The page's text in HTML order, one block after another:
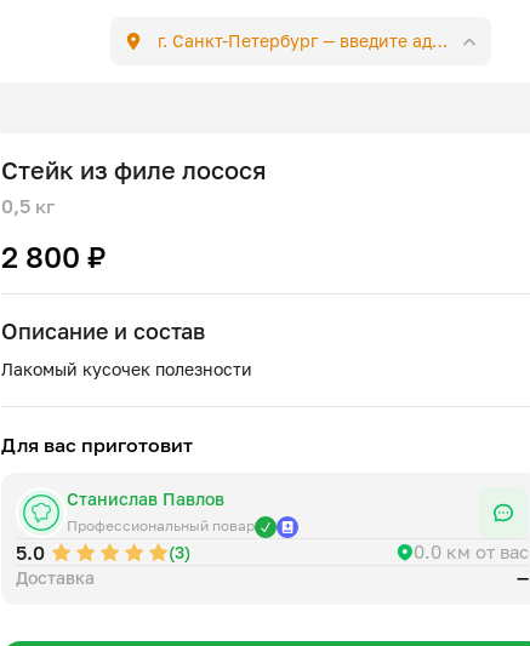
г. Санкт-Петербург —введите адрес
Стейк из филе лосося
0,5 кг
2 800 ₽
Описание и состав
Для вас приготовит
Станислав Павлов
Профессиональный повар
5.0 (3) 0.0 км от вас
Доставка —